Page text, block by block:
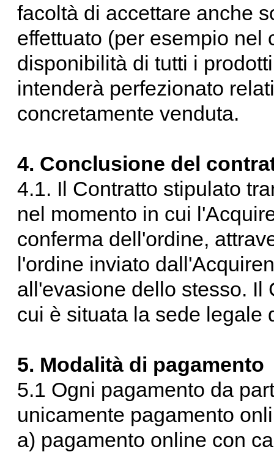
facoltà di accettare anche
effettuato (per esempio nel
disponibilità di tutti i
intenderà perfezionato
concretamente venduta.
4. Conclusione del
4.1. Il Contratto stipulato
nel momento in cui
conferma dell'ordine,
l'ordine inviato
all'evasione dello stesso. Il
cui è situata la sede legale
5. Modalità di pagamento
5.1 Ogni pagamento da
unicamente pagamento
a) pagamento online con